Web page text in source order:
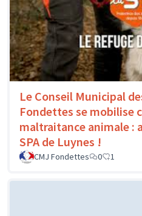
Le Conseil Municipal
Fondettes se mobilise
maltraitance animale :
SPA de Luynes !
CMJ Fondettes 0 1